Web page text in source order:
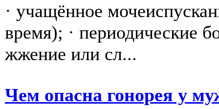
· учащённое
время); · периодические
жжение или сл...
Чем опасна гонорея у